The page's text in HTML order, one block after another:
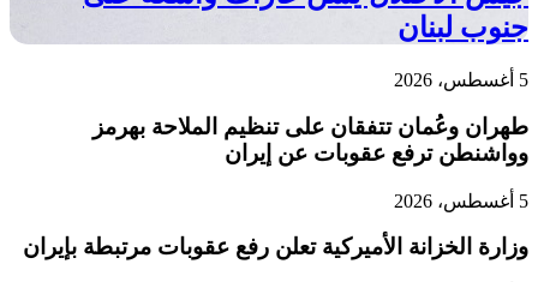
جنوب لبنان
5 أغسطس، 2026
طهران وعُمان تتفقان على تنظيم الملاحة بهرمز
وواشنطن ترفع عقوبات عن إيران
5 أغسطس، 2026
وزارة الخزانة الأميركية تعلن رفع عقوبات مرتبطة بإيران